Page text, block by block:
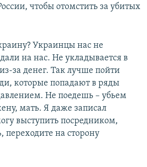
чтобы отомстить за убитых
Украинцы нас не
на нас. Не укладывается в
за денег. Так лучше пойти
которые попадают в ряды
Не поедешь – убьем
мать. Я даже записал
выступить посредником,
переходите на сторону